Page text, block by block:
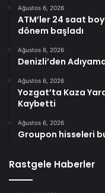
Ağustos 6, 2026
ATM’ler 24 saat
dönem başladı
Ağustos 6, 2026
Denizli’den
Ağustos 6, 2026
Yozgat’ta Kaza
Kaybetti
Ağustos 6, 2026
Groupon hisseleri
Rastgele Haberler